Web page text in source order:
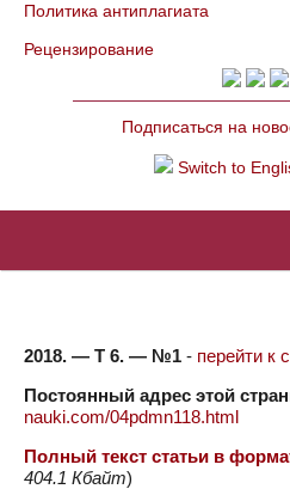
Политика антиплагиата
Рецензирование
Подписаться на
Switch to
2018. — Т 6. — №1 - перейти к
Постоянный адрес этой
nauki.com/04pdmn118.html
Полный текст статьи в
404.1 Кбайт)